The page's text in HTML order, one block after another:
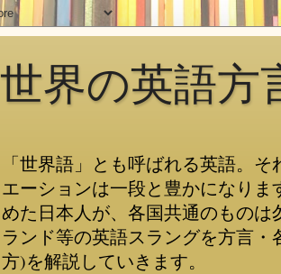
世界の英語方
「世界語」とも呼ばれる英語。
エーションは一段と豊かになり
めた日本人が、各国共通のもの
ランド等の英語スラングを方言
方)を解説していきます。